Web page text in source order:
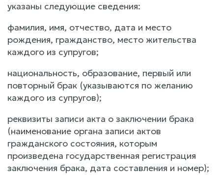
указаны следующие сведения:
фамилия, имя, отчество, дата и место
рождения, гражданство, место жительства
каждого из супругов;
национальность, образование, первый или
повторный брак (указываются по желанию
каждого из супругов);
реквизиты записи акта о заключении брака
(наименование органа записи актов
гражданского состояния, которым
произведена государственная регистрация
заключения брака, дата составления и номер);